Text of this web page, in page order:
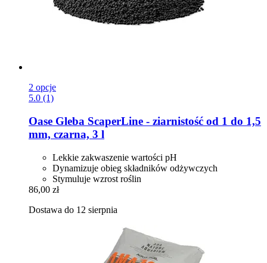
2 opcje
5.0 (1)
Oase Gleba ScaperLine -​ ziarnistość od 1 do 1,5
mm, czarna, 3 l
Lekkie zakwaszenie wartości pH
Dynamizuje obieg składników odżywczych
Stymuluje wzrost roślin
86,00 zł
Dostawa do 12 sierpnia